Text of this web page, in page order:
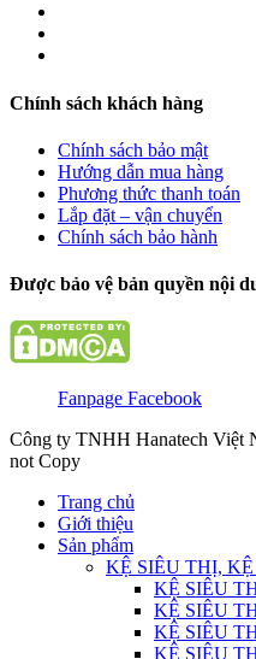
Chính sách khách hàng
Chính sách bảo mật
Hướng dẫn mua hàng
Phương thức thanh toán
Lắp đặt – vận chuyển
Chính sách bảo hành
Được bảo vệ bản quyền nội
Fanpage Facebook
Công ty TNHH Hanatech Việt
not Copy
Trang chủ
Giới thiệu
Sản phẩm
KỆ SIÊU THỊ,
KỆ SIÊU
KỆ SIÊU
KỆ SIÊU
KỆ SIÊU